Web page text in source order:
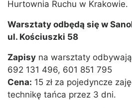
Hurtownia Ruchu w Krakowie.
Warsztaty odbędą się w
ul. Kościuszki 58
Zapisy na warsztaty
692 131 496, 601 851 795
Cena: 15 zł za pojedyncze
technikę tańca przez 3 dni.